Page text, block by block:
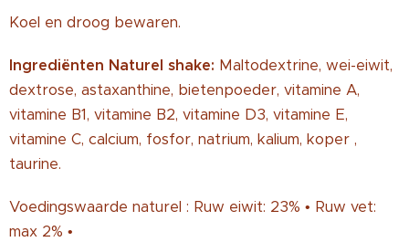
Koel en droog bewaren.
Ingrediënten Naturel shake: Maltodextrine, wei-eiwit,
dextrose, astaxanthine, bietenpoeder, vitamine A,
vitamine B1, vitamine B2, vitamine D3, vitamine E,
vitamine C, calcium, fosfor, natrium, kalium, koper ,
taurine.
Voedingswaarde naturel : Ruw eiwit: 23% • Ruw vet:
max 2% •